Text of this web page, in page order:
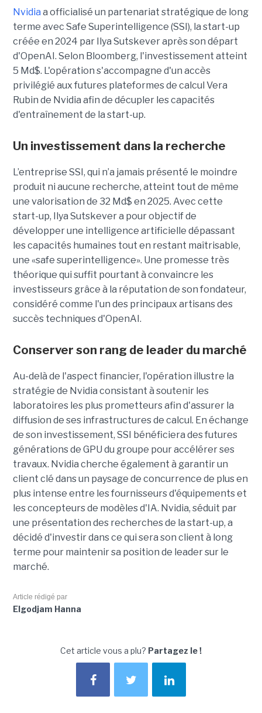
Nvidia a officialisé un partenariat stratégique de long
terme avec Safe Superintelligence (SSI), la start-up
créée en 2024 par Ilya Sutskever après son départ
d'OpenAI. Selon Bloomberg, l'investissement atteint
5 Md$. L'opération s'accompagne d'un accès
privilégié aux futures plateformes de calcul Vera
Rubin de Nvidia afin de décupler les capacités
d'entraînement de la start-up.
Un investissement dans la recherche
L’entreprise SSI, qui n’a jamais présenté le moindre
produit ni aucune recherche, atteint tout de même
une valorisation de 32 Md$ en 2025. Avec cette
start-up, Ilya Sutskever a pour objectif de
développer une intelligence artificielle dépassant
les capacités humaines tout en restant maîtrisable,
une «safe superintelligence». Une promesse très
théorique qui suffit pourtant à convaincre les
investisseurs grâce à la réputation de son fondateur,
considéré comme l'un des principaux artisans des
succès techniques d'OpenAI.
Conserver son rang de leader du marché
Au-delà de l'aspect financier, l'opération illustre la
stratégie de Nvidia consistant à soutenir les
laboratoires les plus prometteurs afin d'assurer la
diffusion de ses infrastructures de calcul. En échange
de son investissement, SSI bénéficiera des futures
générations de GPU du groupe pour accélérer ses
travaux. Nvidia cherche également à garantir un
client clé dans un paysage de concurrence de plus en
plus intense entre les fournisseurs d'équipements et
les concepteurs de modèles d'IA. Nvidia, séduit par
une présentation des recherches de la start-up, a
décidé d'investir dans ce qui sera son client à long
terme pour maintenir sa position de leader sur le
marché.
Article rédigé par
Elgodjam Hanna
Cet article vous a plu? Partagez le !